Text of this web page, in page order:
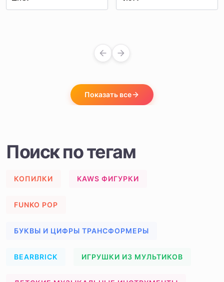
материалы ручной работы
Показать все
Поиск по тегам
КОПИЛКИ KAWS ФИГУРКИ
FUNKO POP
БУКВЫ И ЦИФРЫ ТРАНСФОРМЕРЫ
BEARBRICK ИГРУШКИ ИЗ МУЛЬТИКОВ